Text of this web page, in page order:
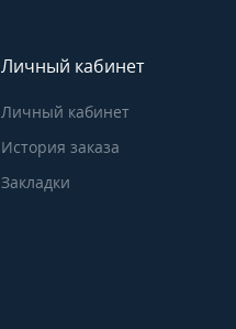
Личный кабинет
Личный кабинет
История заказа
Закладки